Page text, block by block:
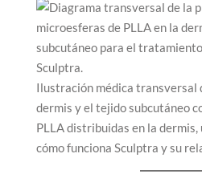
Ilustración médica transversal
dermis y el tejido subcutáneo
PLLA distribuidas en la
cómo funciona Sculptra y su